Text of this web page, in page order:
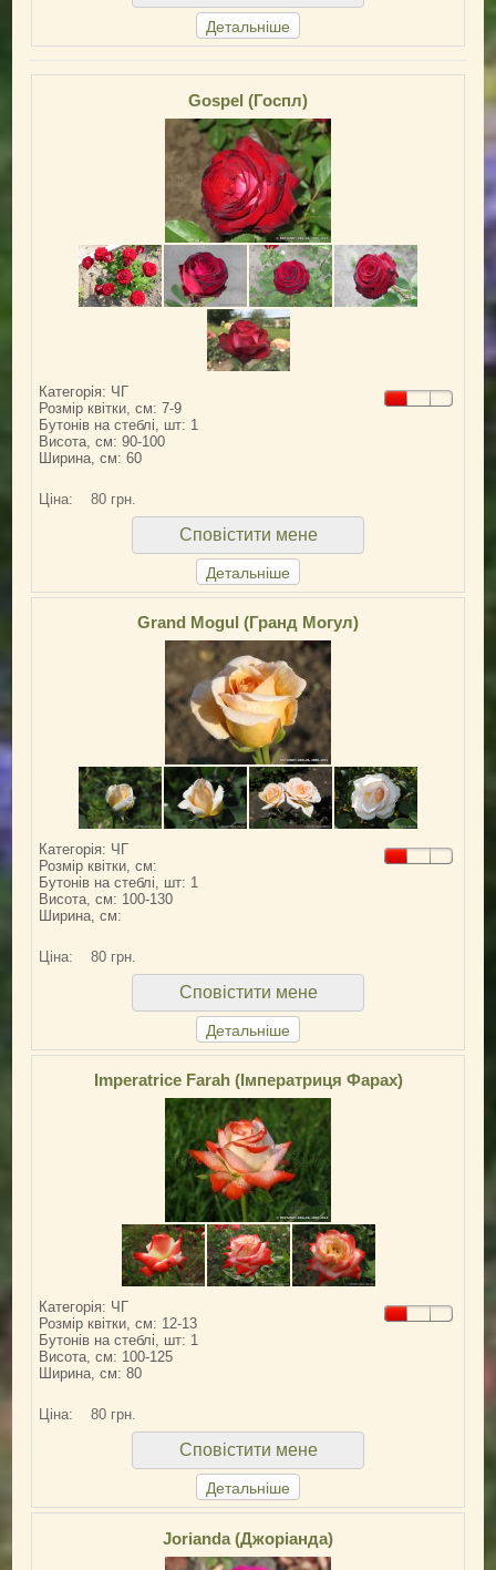
Детальніше
Gospel (Госпл)
Категорія: ЧГ
Розмір квітки, см: 7-9
Бутонів на стеблі, шт: 1
Висота, см: 90-100
Ширина, см: 60
Ціна: 80 грн.
Сповістити мене
Детальніше
Grand Mogul (Гранд Могул)
Категорія: ЧГ
Розмір квітки, см:
Бутонів на стеблі, шт: 1
Висота, см: 100-130
Ширина, см:
Ціна: 80 грн.
Сповістити мене
Детальніше
Imperatrice Farah (Імператриця Фарах)
Категорія: ЧГ
Розмір квітки, см: 12-13
Бутонів на стеблі, шт: 1
Висота, см: 100-125
Ширина, см: 80
Ціна: 80 грн.
Сповістити мене
Детальніше
Jorianda (Джоріанда)